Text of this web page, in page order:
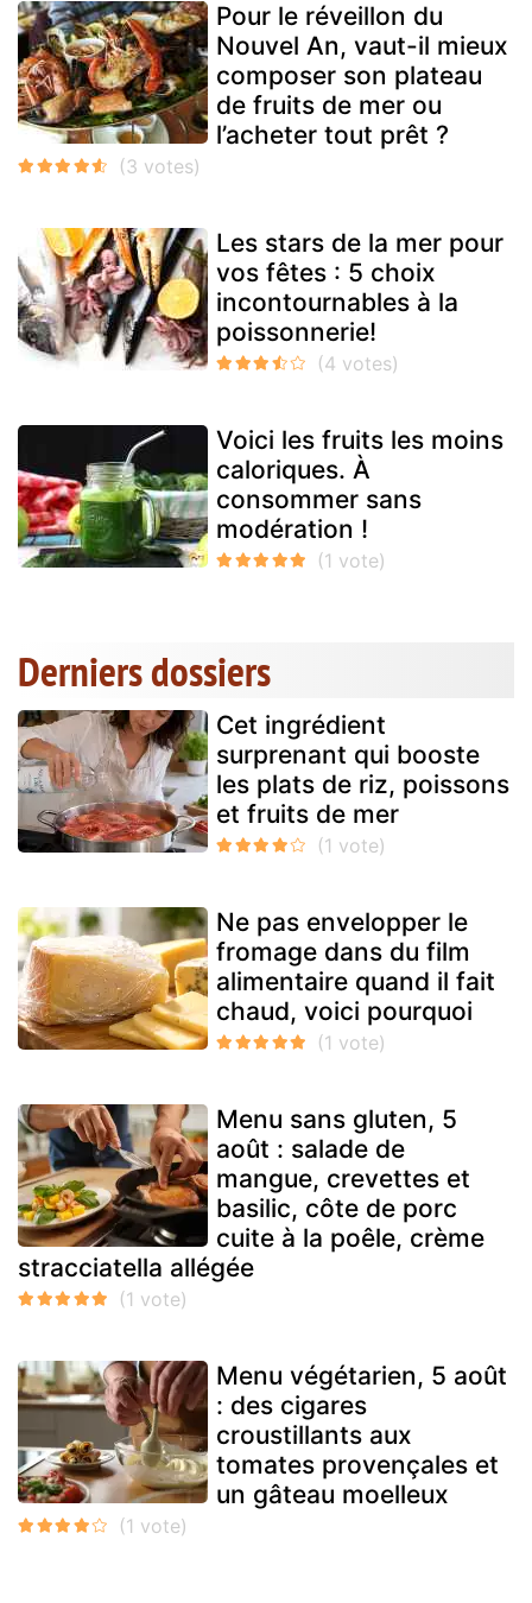
Pour le réveillon du
Nouvel An, vaut-il mieux
composer son plateau
de fruits de mer ou
l’acheter tout prêt ?
Les stars de la mer pour
vos fêtes : 5 choix
incontournables à la
poissonnerie!
Voici les fruits les moins
caloriques. À
consommer sans
modération !
Derniers dossiers
Cet ingrédient
surprenant qui booste
les plats de riz, poissons
et fruits de mer
Ne pas envelopper le
fromage dans du film
alimentaire quand il fait
chaud, voici pourquoi
Menu sans gluten, 5
août : salade de
mangue, crevettes et
basilic, côte de porc
cuite à la poêle, crème
stracciatella allégée
Menu végétarien, 5 août
: des cigares
croustillants aux
tomates provençales et
un gâteau moelleux